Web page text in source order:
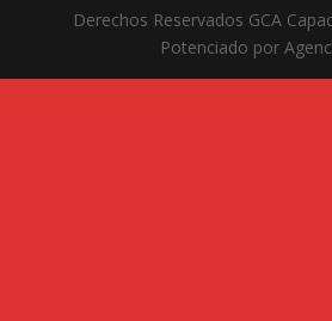
Derechos Reservados GCA
Potenciado por